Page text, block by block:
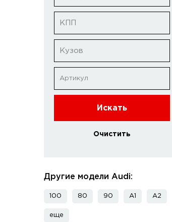
КПП
Кузов
Искать
Очистить
Другие модели Audi:
100 80 90 A1 A2
еще